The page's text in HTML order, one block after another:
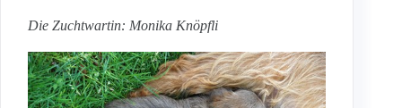
Die Zuchtwartin: Monika Knöpfli